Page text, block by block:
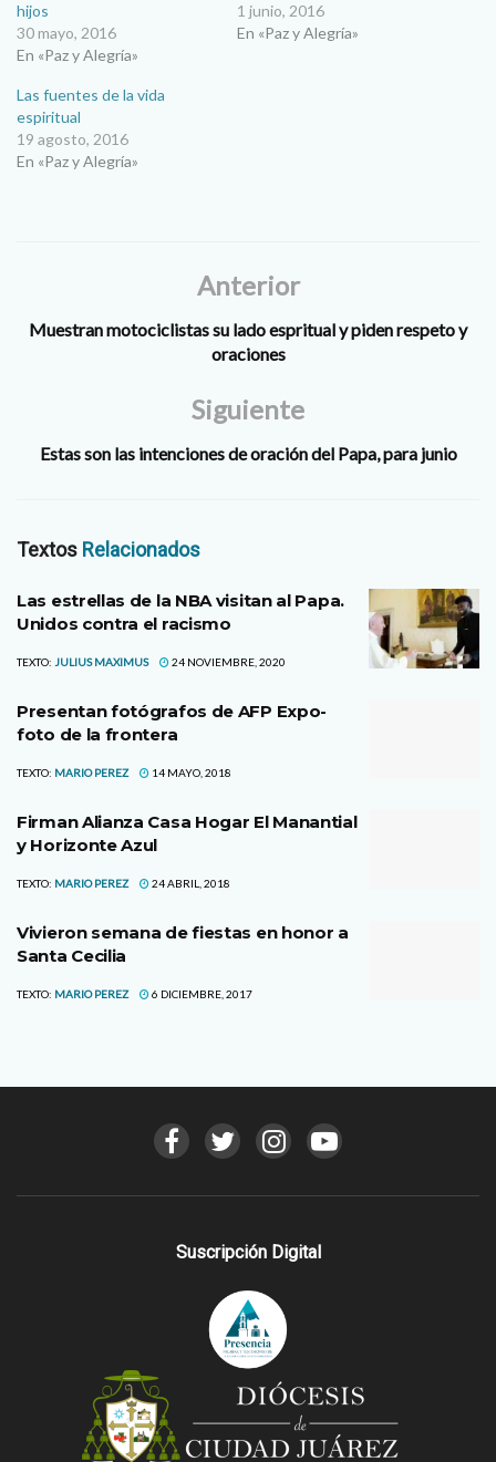
hijos
30 mayo, 2016
En «Paz y Alegría»
1 junio, 2016
En «Paz y Alegría»
Las fuentes de la vida
espiritual
19 agosto, 2016
En «Paz y Alegría»
Anterior
Muestran motociclistas su lado espritual y piden respeto y
oraciones
Siguiente
Estas son las intenciones de oración del Papa, para junio
Textos Relacionados
Las estrellas de la NBA visitan al Papa.
Unidos contra el racismo
TEXTO: JULIUS MAXIMUS 24 NOVIEMBRE, 2020
Presentan fotógrafos de AFP Expo-
foto de la frontera
TEXTO: MARIO PEREZ 14 MAYO, 2018
Firman Alianza Casa Hogar El Manantial
y Horizonte Azul
TEXTO: MARIO PEREZ 24 ABRIL, 2018
Vivieron semana de fiestas en honor a
Santa Cecilia
TEXTO: MARIO PEREZ 6 DICIEMBRE, 2017
Suscripción Digital